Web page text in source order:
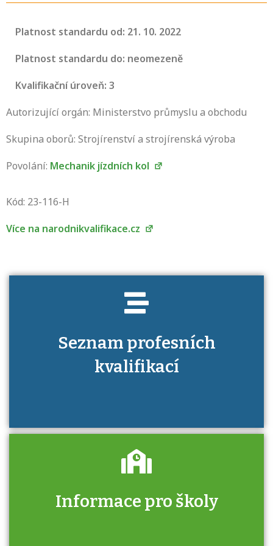
Platnost standardu od: 21. 10. 2022
Platnost standardu do: neomezeně
Kvalifikační úroveň: 3
Autorizující orgán: Ministerstvo průmyslu a obchodu
Skupina oborů: Strojírenství a strojírenská výroba
Povolání: Mechanik jízdních kol
Kód: 23-116-H
Více na narodnikvalifikace.cz
Seznam profesních
kvalifikací
Víte, jaké dovednosti musíte pro danou
Informace pro školy
Zjistěte, jak se přihlásit ke zkoušce a kde